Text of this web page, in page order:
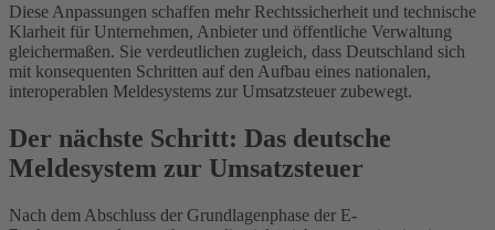
Diese Anpassungen schaffen mehr Rechtssicherheit und technische
Klarheit für Unternehmen, Anbieter und öffentliche Verwaltung
gleichermaßen. Sie verdeutlichen zugleich, dass Deutschland sich
mit konsequenten Schritten auf den Aufbau eines nationalen,
interoperablen Meldesystems zur Umsatzsteuer zubewegt.
Der nächste Schritt: Das deutsche
Meldesystem zur Umsatzsteuer
Nach dem Abschluss der Grundlagenphase der E-